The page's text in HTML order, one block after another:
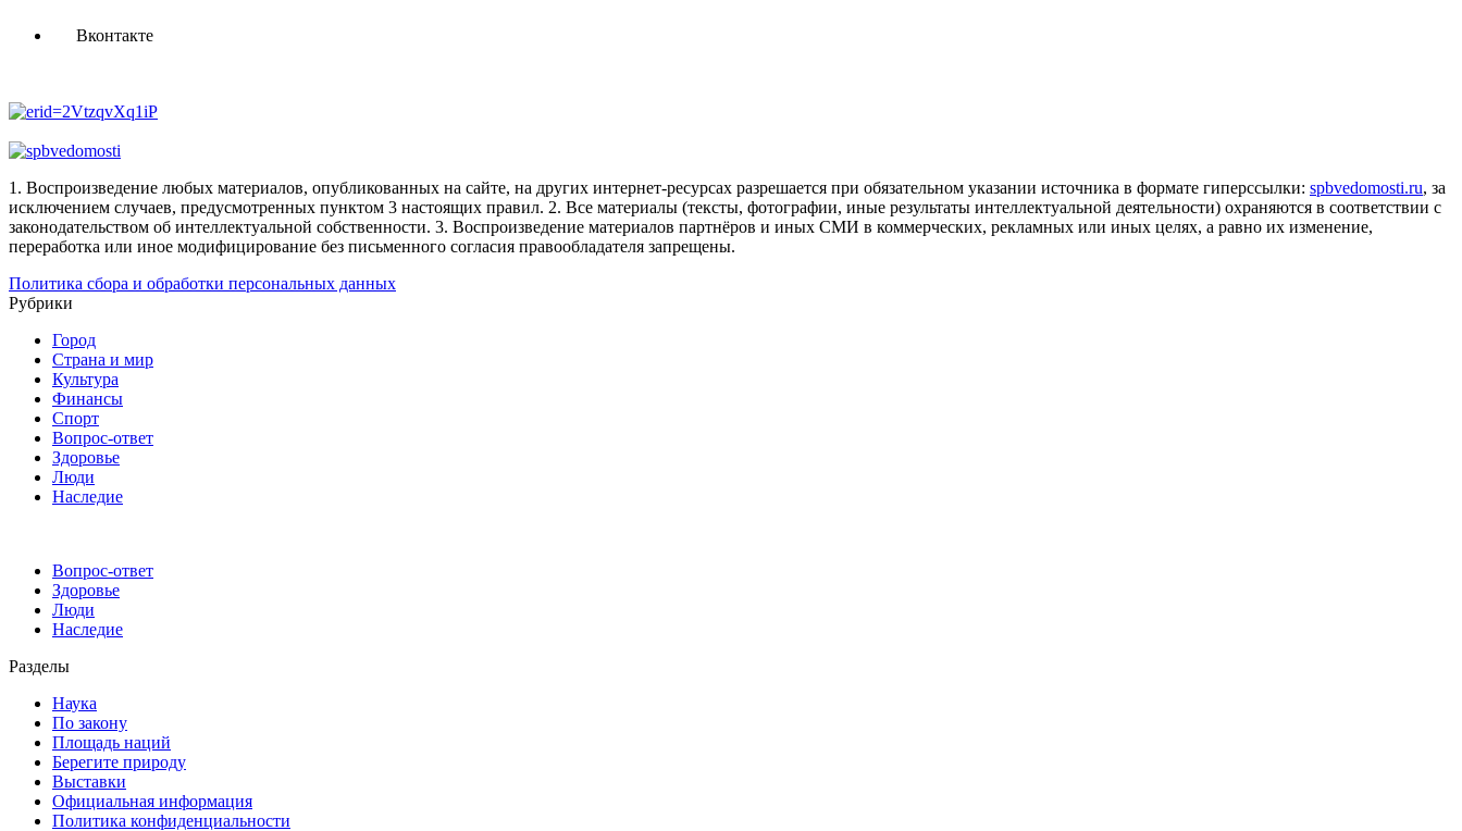
Вконтакте
1. Воспроизведение любых материалов, опубликованных на сайте, на других интернет-ресурсах разрешается при обязательном указании источника в формате гиперссылки: spbvedomosti.ru, за
исключением случаев, предусмотренных пунктом 3 настоящих правил. 2. Все материалы (тексты, фотографии, иные результаты интеллектуальной деятельности) охраняются в соответствии с
законодательством об интеллектуальной собственности. 3. Воспроизведение материалов партнёров и иных СМИ в коммерческих, рекламных или иных целях, а равно их изменение,
переработка или иное модифицирование без письменного согласия правообладателя запрещены.
Политика сбора и обработки персональных данных
Рубрики
Город
Страна и мир
Культура
Финансы
Спорт
Вопрос-ответ
Здоровье
Люди
Наследие
Вопрос-ответ
Здоровье
Люди
Наследие
Разделы
Наука
По закону
Площадь наций
Берегите природу
Выставки
Официальная информация
Политика конфиденциальности